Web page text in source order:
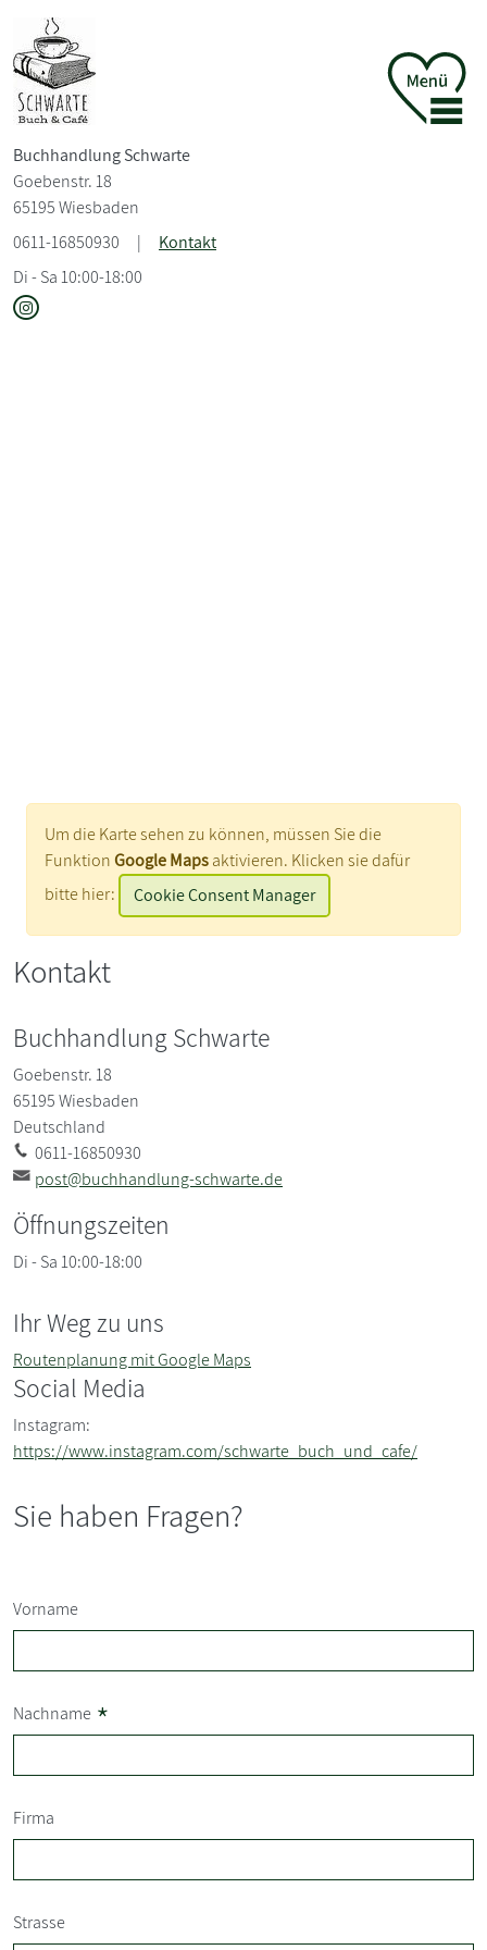
Buchhandlung Schwarte
Goebenstr. 18
65195 Wiesbaden
0611-16850930
|
Kontakt
Di - Sa 10:00-18:00
Um die Karte sehen zu können, müssen Sie die
FunktionGoogle Mapsaktivieren. Klicken sie dafür
bitte hier:
Cookie Consent Manager
Kontakt
Buchhandlung Schwarte
Goebenstr. 18
65195Wiesbaden
Deutschland
0611-16850930
post@buchhandlung-schwarte.de
Öffnungszeiten
Di - Sa 10:00-18:00
Ihr Weg zu uns
Routenplanung mit Google Maps
Social Media
Instagram:
https://www.instagram.com/schwarte_buch_und_cafe/
Sie haben Fragen?
Vorname
Nachname *
Firma
Strasse